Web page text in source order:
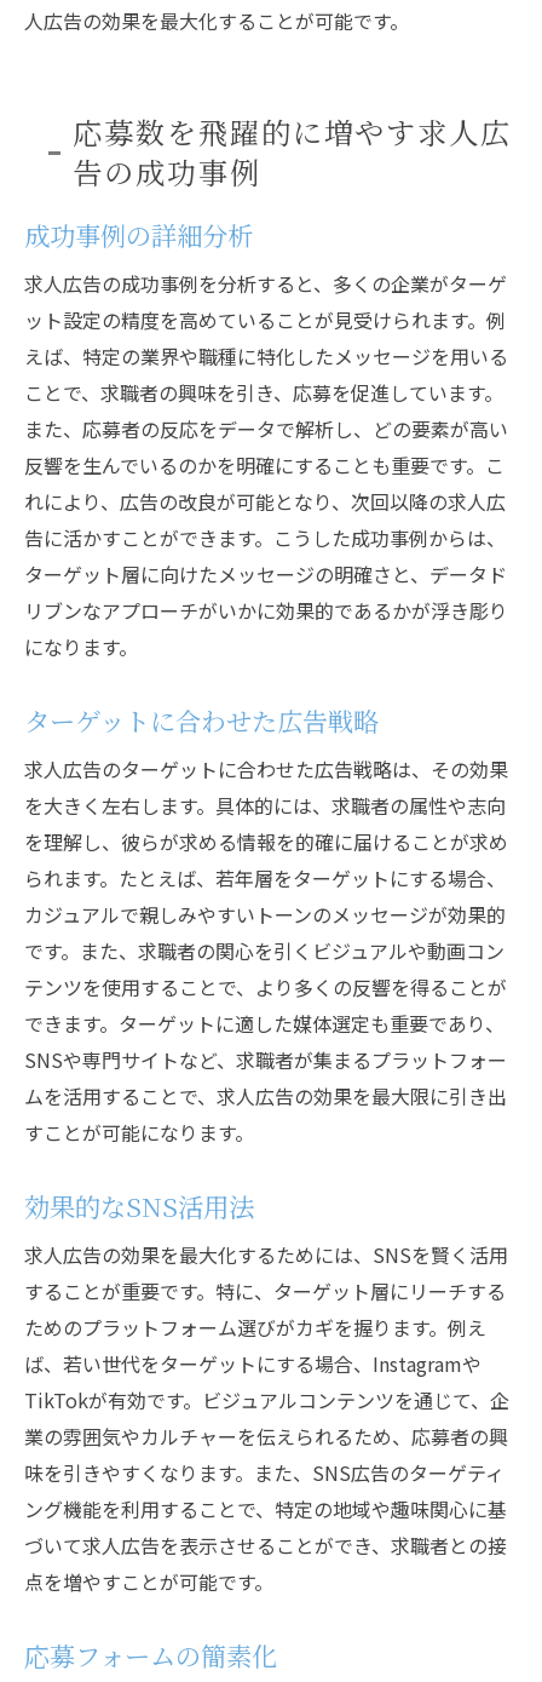
人広告の効果を最大化することが可能です。
応募数を飛躍的に増やす求人広
告の成功事例
成功事例の詳細分析
求人広告の成功事例を分析すると、多くの企業がターゲ
ット設定の精度を高めていることが見受けられます。例
えば、特定の業界や職種に特化したメッセージを用いる
ことで、求職者の興味を引き、応募を促進しています。
また、応募者の反応をデータで解析し、どの要素が高い
反響を生んでいるのかを明確にすることも重要です。こ
れにより、広告の改良が可能となり、次回以降の求人広
告に活かすことができます。こうした成功事例からは、
ターゲット層に向けたメッセージの明確さと、データド
リブンなアプローチがいかに効果的であるかが浮き彫り
になります。
ターゲットに合わせた広告戦略
求人広告のターゲットに合わせた広告戦略は、その効果
を大きく左右します。具体的には、求職者の属性や志向
を理解し、彼らが求める情報を的確に届けることが求め
られます。たとえば、若年層をターゲットにする場合、
カジュアルで親しみやすいトーンのメッセージが効果的
です。また、求職者の関心を引くビジュアルや動画コン
テンツを使用することで、より多くの反響を得ることが
できます。ターゲットに適した媒体選定も重要であり、
SNSや専門サイトなど、求職者が集まるプラットフォー
ムを活用することで、求人広告の効果を最大限に引き出
すことが可能になります。
効果的なSNS活用法
求人広告の効果を最大化するためには、SNSを賢く活用
することが重要です。特に、ターゲット層にリーチする
ためのプラットフォーム選びがカギを握ります。例え
ば、若い世代をターゲットにする場合、Instagramや
TikTokが有効です。ビジュアルコンテンツを通じて、企
業の雰囲気やカルチャーを伝えられるため、応募者の興
味を引きやすくなります。また、SNS広告のターゲティ
ング機能を利用することで、特定の地域や趣味関心に基
づいて求人広告を表示させることができ、求職者との接
点を増やすことが可能です。
応募フォームの簡素化